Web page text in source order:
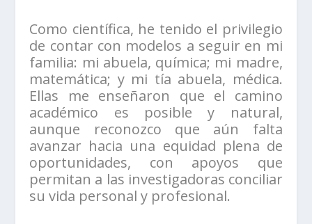
Como científica, he tenido el privilegio
de contar con modelos a seguir en mi
familia: mi abuela, química; mi madre,
matemática; y mi tía abuela, médica.
Ellas me enseñaron que el camino
académico es posible y natural,
aunque reconozco que aún falta
avanzar hacia una equidad plena de
oportunidades, con apoyos que
permitan a las investigadoras conciliar
su vida personal y profesional.